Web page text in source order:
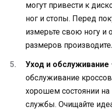
могут привести к
ног и стопы. Перед
измерьте свою ногу и
размеров
Уход и обслуживание
обслуживание
хорошем состоянии на
службы. Очищайте